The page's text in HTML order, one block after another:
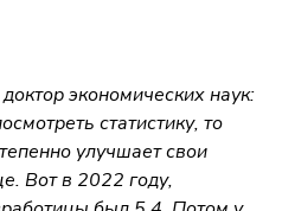
экономических наук:
статистику, то
улучшает свои
Вот в 2022 году,